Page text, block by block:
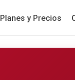
Planes y Precios